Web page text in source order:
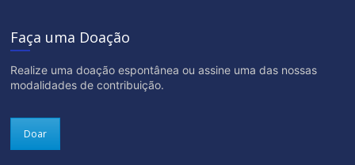
Faça uma Doação
Realize uma doação espontânea ou assine uma das nossas
modalidades de contribuição.
Doar